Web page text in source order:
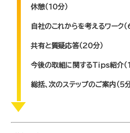
休憩（10分）
自社のこれからを考えるワーク（
共有と質疑応答（20分）
今後の取組に関するTips紹介（
総括、次のステップのご案内（5分